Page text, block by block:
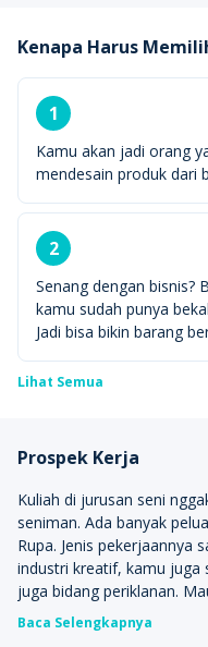
Kenapa Harus
1
Kamu akan jadi orang
mendesain produk dari
2
Senang dengan bisnis?
kamu sudah punya
Jadi bisa bikin barang
Lihat Semua
Prospek Kerja
Kuliah di jurusan seni
seniman. Ada banyak
Rupa. Jenis pekerjaannya
industri kreatif, kamu juga
juga bidang periklanan.
banget . Karena bekal
Quipperian dapatkan dari
Baca Selengkapnya